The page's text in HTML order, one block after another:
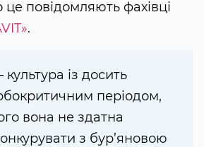
це повідомляють фахівці
.
із досить
періодом,
вона не здатна
з бур’яновою